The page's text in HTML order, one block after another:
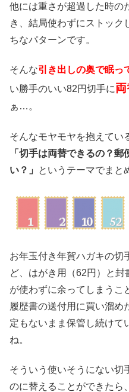
他には重さが超過した時の
き、結局使わずにストック
ちなパターンです。
そんな引き出しの奥で眠っ
い勝手のいい82円切手に
ぁ…。
そんなモヤモヤを抱えてい
「切手は両替できるの？
い？」
というテーマでまと
お年玉付き年賀ハガキの切
ど、はがき用（62円）と
が使わずに余ってしまうこ
履歴書の送付用に買い溜め
定もないまま保管し続けて
ね。
そういう使いそうにない切
のに替えることができたら